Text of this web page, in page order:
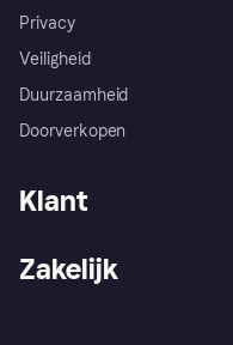
Privacy
Veiligheid
Duurzaamheid
Doorverkopen
Klant
Zakelijk